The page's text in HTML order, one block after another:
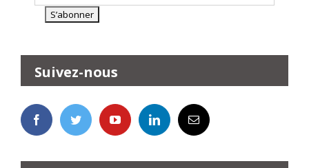
Suivez-nous